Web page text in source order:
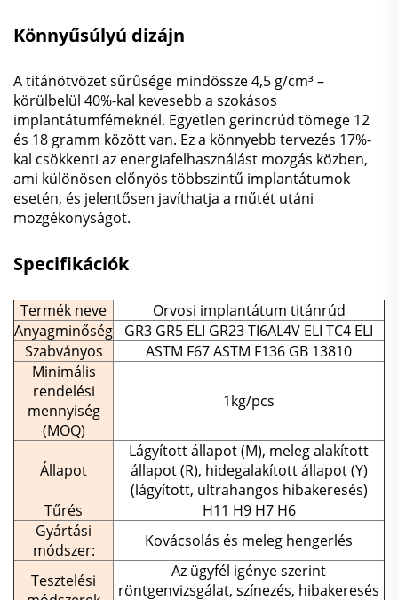
Könnyűsúlyú dizájn
A titánötvözet sűrűsége mindössze 4,5 g/cm³ –
körülbelül 40%-kal kevesebb a szokásos
implantátumfémeknél. Egyetlen gerincrúd tömege 12
és 18 gramm között van. Ez a könnyebb tervezés 17%-
kal csökkenti az energiafelhasználást mozgás közben,
ami különösen előnyös többszintű implantátumok
esetén, és jelentősen javíthatja a műtét utáni
mozgékonyságot.
Specifikációk
Termék neve
Orvosi implantátum titánrúd
Anyagminőség
GR3 GR5 ELI GR23 TI6AL4V ELI TC4 ELI
Szabványos
ASTM F67 ASTM F136 GB 13810
Minimális
rendelési
mennyiség
(MOQ)
1kg/pcs
Állapot
Lágyított állapot (M), meleg alakított
állapot (R), hidegalakított állapot (Y)
(lágyított, ultrahangos hibakeresés)
Tűrés
H11 H9 H7 H6
Gyártási
módszer:
Kovácsolás és meleg hengerlés
Tesztelési
Az ügyfél igénye szerint
röntgenvizsgálat, színezés, hibakeresés